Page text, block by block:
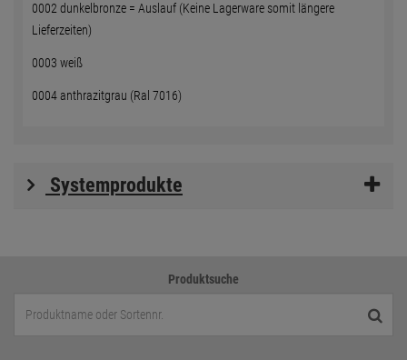
0002 dunkelbronze = Auslauf (Keine Lagerware somit längere
Lieferzeiten)
0003 weiß
0004 anthrazitgrau (Ral 7016)
Systemprodukte
Produktsuche